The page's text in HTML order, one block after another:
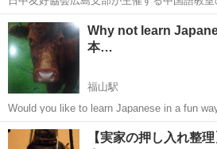
級、中級、上級者向けの会話教室など、自
で、新年から中国語を始めてみませんか？来
です。是非お待ちしています。開催場所は、
広島 広島市
Why not learn
本…
福山駅
Would you like to learn Japanese in a fun
teaching Japanese at an American
広島 福山市 福山駅 日本語 レ
【実家の押し入れ整